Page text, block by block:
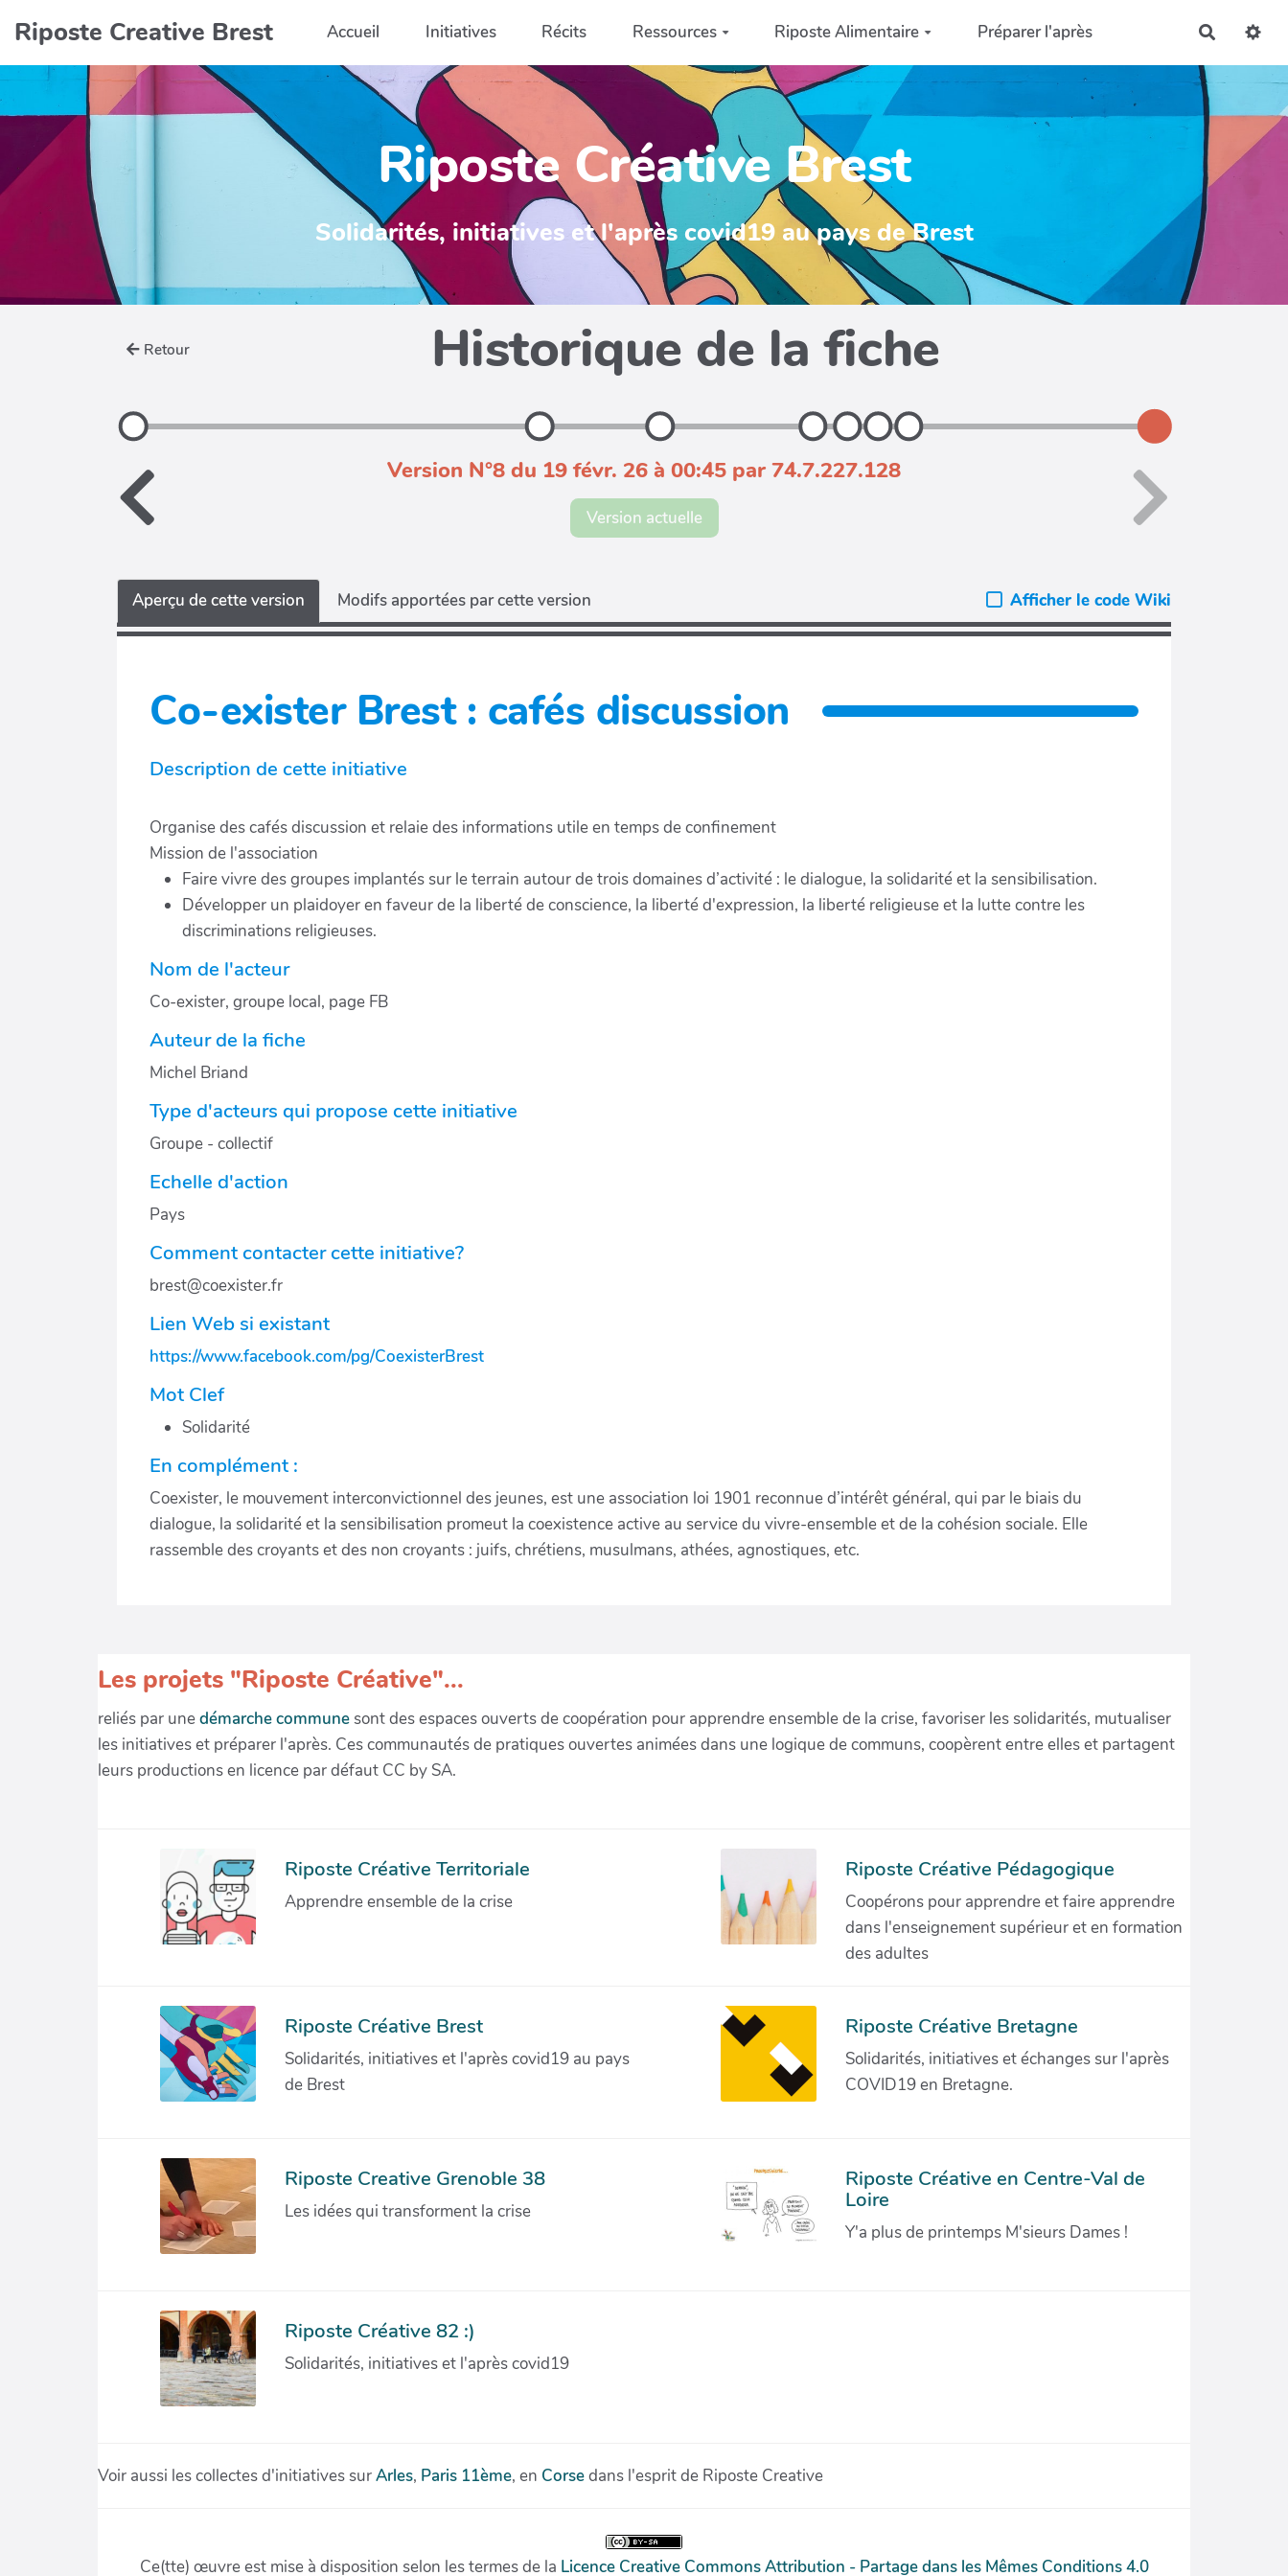
Aller au contenu principal
Riposte Creative Brest Accueil Initiatives Récits Ressources Riposte Alimentaire Préparer l'après
Riposte Créative Brest
Solidarités, initiatives et l'après covid19 au pays de Brest
Retour Historique de la fiche
Version N°8 du 19 févr. 26 à 00:45 par 74.7.227.128
Version actuelle
Aperçu de cette version Modifs apportées par cette version Afficher le code Wiki
Co-exister Brest : cafés discussion
Description de cette initiative
Organise des cafés discussion et relaie des informations utile en temps de confinement
Mission de l'association
Faire vivre des groupes implantés sur le terrain autour de trois domaines d’activité : le dialogue, la solidarité et la sensibilisation.
Développer un plaidoyer en faveur de la liberté de conscience, la liberté d'expression, la liberté religieuse et la lutte contre les
discriminations religieuses.
Nom de l'acteur
Co-exister, groupe local, page FB
Auteur de la fiche
Michel Briand
Type d'acteurs qui propose cette initiative
Groupe - collectif
Echelle d'action
Pays
Comment contacter cette initiative?
brest@coexister.fr
Lien Web si existant
https://www.facebook.com/pg/CoexisterBrest
Mot Clef
Solidarité
En complément :
Coexister, le mouvement interconvictionnel des jeunes, est une association loi 1901 reconnue d’intérêt général, qui par le biais du
dialogue, la solidarité et la sensibilisation promeut la coexistence active au service du vivre-ensemble et de la cohésion sociale. Elle
rassemble des croyants et des non croyants : juifs, chrétiens, musulmans, athées, agnostiques, etc.